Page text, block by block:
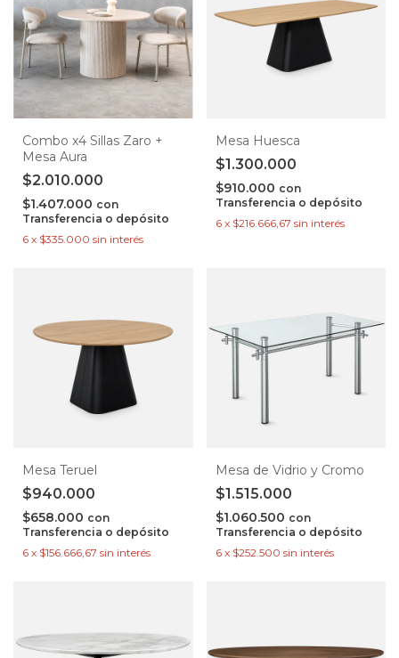
Combo x4 Sillas Zaro +
Mesa Aura
$2.010.000
$1.407.000 con
Transferencia o depósito
6 x $335.000 sin interés
Mesa Huesca
$1.300.000
$910.000 con
Transferencia o depósito
6 x $216.666,67 sin interés
Mesa Teruel
$940.000
$658.000 con
Transferencia o depósito
6 x $156.666,67 sin interés
Mesa de Vidrio y Cromo
$1.515.000
$1.060.500 con
Transferencia o depósito
6 x $252.500 sin interés